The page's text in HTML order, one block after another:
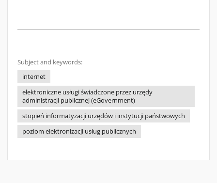
Subject and keywords:
internet
elektroniczne usługi świadczone przez urzędy
administracji publicznej (eGovernment)
stopień informatyzacji urzędów i instytucji państwowych
poziom elektronizacji usług publicznych